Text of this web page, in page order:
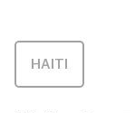
HAITI